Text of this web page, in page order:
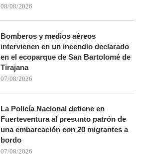
08/08/2026
Bomberos y medios aéreos
intervienen en un incendio declarado
en el ecoparque de San Bartolomé de
Tirajana
07/08/2026
La Policía Nacional detiene en
Fuerteventura al presunto patrón de
una embarcación con 20 migrantes a
bordo
07/08/2026